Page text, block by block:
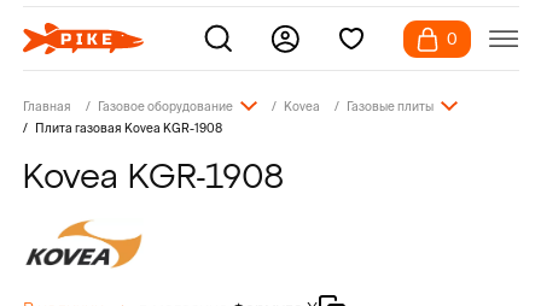
0
Главная Газовое оборудование Kovea
Газовые плиты
Плита газовая Kovea KGR-1908
Kovea KGR-1908